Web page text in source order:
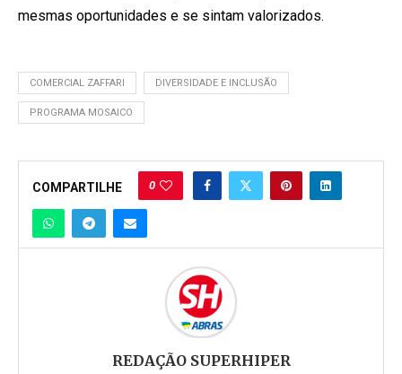
mesmas oportunidades e se sintam valorizados.
COMERCIAL ZAFFARI DIVERSIDADE E INCLUSÃO
PROGRAMA MOSAICO
COMPARTILHE 0
REDAÇÃO SUPERHIPER